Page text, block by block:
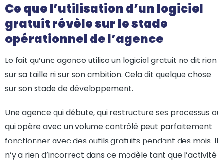
Ce que l’utilisation d’un logiciel
gratuit révèle sur le stade
opérationnel de l’agence
Le fait qu’une agence utilise un logiciel gratuit ne dit rien
sur sa taille ni sur son ambition. Cela dit quelque chose
sur son stade de développement.
Une agence qui débute, qui restructure ses processus
qui opère avec un volume contrôlé peut parfaitement
fonctionner avec des outils gratuits pendant des mois. Il
n’y a rien d’incorrect dans ce modèle tant que l’activité